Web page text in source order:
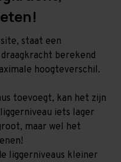
staat een
berekend
hoogteverschil.
toevoegt, kan het zijn
iets lager
maar wel het
liggerniveaus kleiner